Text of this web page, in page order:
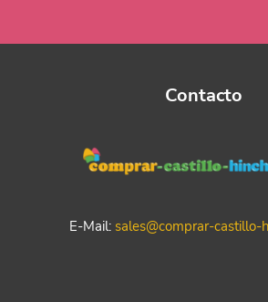
Contacto
E-Mail: sales@comprar-castillo-